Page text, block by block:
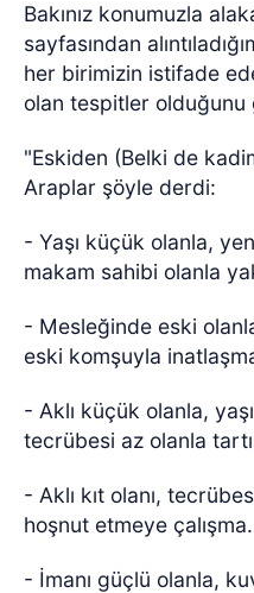
Bakınız konumuzla
sayfasından
her birimizin istifade
olan tespitler olduğunu
"Eskiden (Belki de
Araplar şöyle derdi:
- Yaşı küçük olanla,
makam sahibi olanla
- Mesleğinde eski
eski komşuyla
- Aklı küçük olanla,
tecrübesi az olanla
- Aklı kıt olanı,
hoşnut etmeye
- İmanı güçlü olanla,